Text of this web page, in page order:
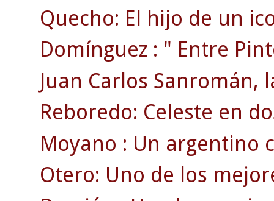
Quecho: El hijo de un
Domínguez : " Entre
Juan Carlos Sanromán,
Reboredo: Celeste en
Moyano : Un argentino
Otero: Uno de los